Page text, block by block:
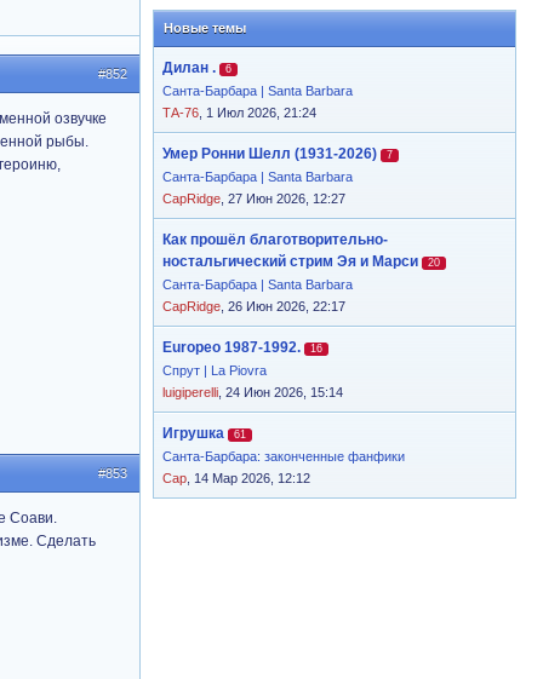
Новые темы
Дилан . 6
Санта-Барбара | Santa Barbara
ТА-76 , 1 Июл 2026, 21:24
Умер Ронни Шелл (1931-2026) 7
Санта-Барбара | Santa Barbara
CapRidge , 27 Июн 2026, 12:27
Как прошёл благотворительно-
ностальгический стрим Эя и Марси
20
Санта-Барбара | Santa Barbara
CapRidge , 26 Июн 2026, 22:17
Europeo 1987-1992. 16
Спрут | La Piovra
luigiperelli , 24 Июн 2026, 15:14
Игрушка 61
Санта-Барбара: законченные фанфики
Cap , 14 Мар 2026, 12:12
#852
озвучке
рыбы.
#853
Соави.
Сделать